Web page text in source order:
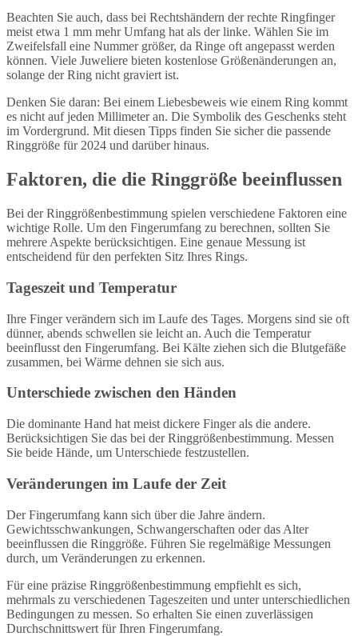
Beachten Sie auch, dass bei Rechtshändern der rechte Ringfinger
meist etwa 1 mm mehr Umfang hat als der linke. Wählen Sie im
Zweifelsfall eine Nummer größer, da Ringe oft angepasst werden
können. Viele Juweliere bieten kostenlose Größenänderungen an,
solange der Ring nicht graviert ist.
Denken Sie daran: Bei einem Liebesbeweis wie einem Ring kommt
es nicht auf jeden Millimeter an. Die Symbolik des Geschenks steht
im Vordergrund. Mit diesen Tipps finden Sie sicher die passende
Ringgröße für 2024 und darüber hinaus.
Faktoren, die die Ringgröße beeinflussen
Bei der Ringgrößenbestimmung spielen verschiedene Faktoren eine
wichtige Rolle. Um den Fingerumfang zu berechnen, sollten Sie
mehrere Aspekte berücksichtigen. Eine genaue Messung ist
entscheidend für den perfekten Sitz Ihres Rings.
Tageszeit und Temperatur
Ihre Finger verändern sich im Laufe des Tages. Morgens sind sie oft
dünner, abends schwellen sie leicht an. Auch die Temperatur
beeinflusst den Fingerumfang. Bei Kälte ziehen sich die Blutgefäße
zusammen, bei Wärme dehnen sie sich aus.
Unterschiede zwischen den Händen
Die dominante Hand hat meist dickere Finger als die andere.
Berücksichtigen Sie das bei der Ringgrößenbestimmung. Messen
Sie beide Hände, um Unterschiede festzustellen.
Veränderungen im Laufe der Zeit
Der Fingerumfang kann sich über die Jahre ändern.
Gewichtsschwankungen, Schwangerschaften oder das Alter
beeinflussen die Ringgröße. Führen Sie regelmäßige Messungen
durch, um Veränderungen zu erkennen.
Für eine präzise Ringgrößenbestimmung empfiehlt es sich,
mehrmals zu verschiedenen Tageszeiten und unter unterschiedlichen
Bedingungen zu messen. So erhalten Sie einen zuverlässigen
Durchschnittswert für Ihren Fingerumfang.